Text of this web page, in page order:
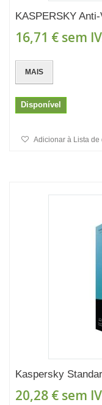
KASPERSKY
16,71 € sem
MAIS
Disponível
Adicionar à Lista de
Kaspersky
20,28 € sem